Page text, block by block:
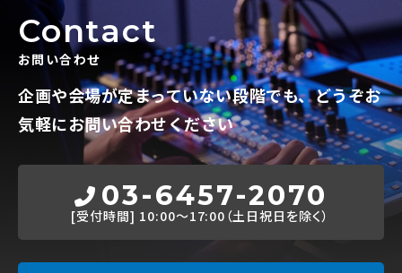
Contact
お問い合わせ
企画や会場が定まっていない段階でも、どうぞお
気軽にお問い合わせください
03-6457-2070
[受付時間] 10:00～17:00（土日祝日を除く）